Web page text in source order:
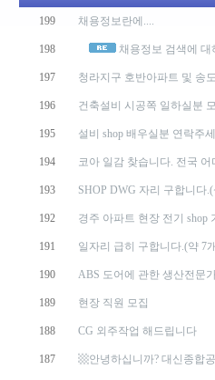
199 채용정보란에....
198 채용정보 검색에 대
197 청라지구 호반아파트 및 송
196 건축설비 시공쪽 일하실분
195 설비 shop 배우실분 연락주
194 코아 일감 찾습니다. 전국 어
193 SHOP DWG 자리 구합니다
192 경주 아파트 현장 전기 shop
191 일자리 급히 구합니다.(약 7
190 ABS 도어에 관한 생산전문
189 현장 직원 모집
188 CG 외주작업 해드립니다
187 ▩안녕하십니까? 대신종합